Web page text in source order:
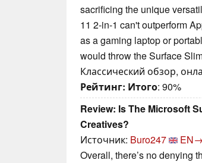
sacrificing the unique
11 2-in-1 can't outperform
as a gaming laptop or
would throw the Surface
Классический обзор,
Рейтинг: Итого: 90%
Review: Is The Microsoft
Creatives?
Источник: Buro247
Overall, there’s no denying